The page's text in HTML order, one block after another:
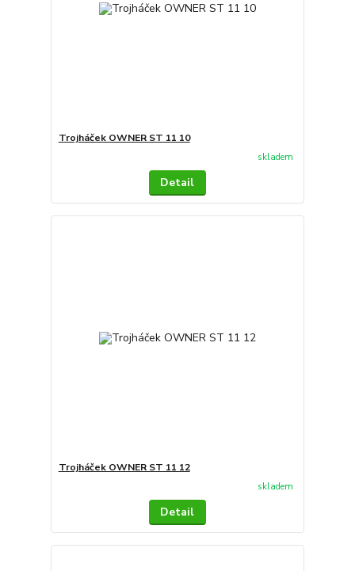
Trojháček OWNER ST 11 10
skladem
Detail
Trojháček OWNER ST 11 12
skladem
Detail